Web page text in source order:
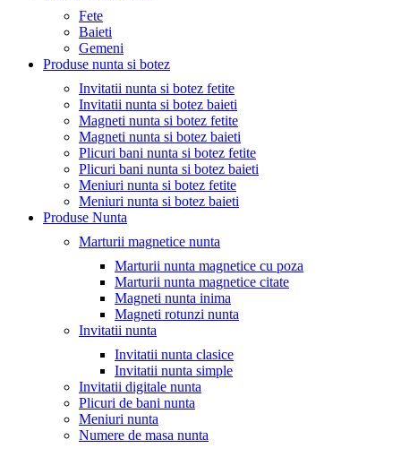
Fete
Baieti
Gemeni
Produse nunta si botez
Invitatii nunta si botez fetite
Invitatii nunta si botez baieti
Magneti nunta si botez fetite
Magneti nunta si botez baieti
Plicuri bani nunta si botez fetite
Plicuri bani nunta si botez baieti
Meniuri nunta si botez fetite
Meniuri nunta si botez baieti
Produse Nunta
Marturii magnetice nunta
Marturii nunta magnetice cu poza
Marturii nunta magnetice citate
Magneti nunta inima
Magneti rotunzi nunta
Invitatii nunta
Invitatii nunta clasice
Invitatii nunta simple
Invitatii digitale nunta
Plicuri de bani nunta
Meniuri nunta
Numere de masa nunta